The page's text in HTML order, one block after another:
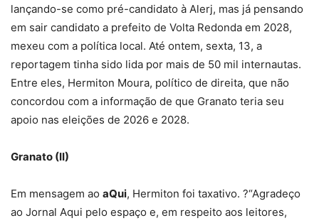
lançando-se como pré-candidato à Alerj, mas já pensando
em sair candidato a prefeito de Volta Redonda em 2028,
mexeu com a política local. Até ontem, sexta, 13, a
reportagem tinha sido lida por mais de 50 mil internautas.
Entre eles, Hermiton Moura, político de direita, que não
concordou com a informação de que Granato teria seu
apoio nas eleições de 2026 e 2028.
Granato (II)
Em mensagem ao aQui, Hermiton foi taxativo. ?“Agradeço
ao Jornal Aqui pelo espaço e, em respeito aos leitores,